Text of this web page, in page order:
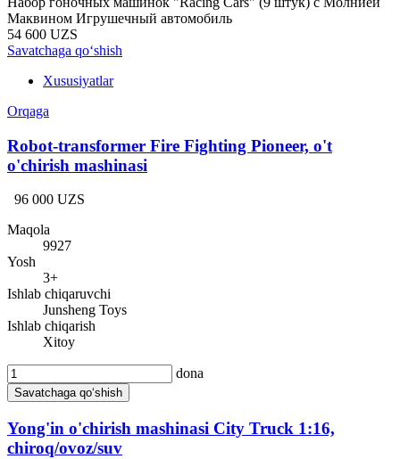
Маквином Игрушечный автомобиль
54 600 UZS
Savatchaga qo‘shish
Xususiyatlar
Orqaga
Robot-transformer Fire Fighting Pioneer, o't
o'chirish mashinasi
96 000 UZS
Maqola
9927
Yosh
3+
Ishlab chiqaruvchi
Junsheng Toys
Ishlab chiqarish
Xitoy
dona
Savatchaga qo‘shish
Yong'in o'chirish mashinasi City Truck 1:16,
chiroq/ovoz/suv